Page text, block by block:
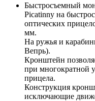
Быстросъемный
Picatinny на
оптических
мм.
На ружья и
Вепрь).
Кронштейн
при многократной
прицела.
Конструкция
исключающие